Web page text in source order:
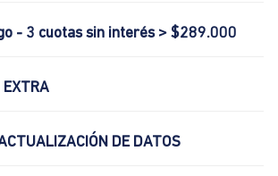
- 3 cuotas sin interés > $289.000
EXTRA
DE DATOS